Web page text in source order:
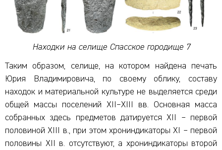
Находки на селище Спасское городище 7
Таким образом, селище, на котором найдена печать
Юрия Владимировича, по своему облику, составу
находок и материальной культуре не выделяется среди
общей массы поселений XII–XIII вв. Основная масса
собранных здесь предметов датируется XII – первой
половиной XIII в., при этом хрониндикаторы XI – первой
половины XII в. отсутствуют, а хрониндикаторы второй